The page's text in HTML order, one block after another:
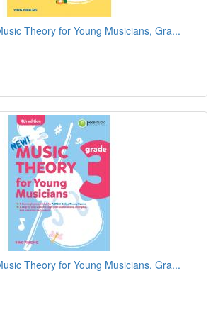
Theory for Young Musicians, Gra...
Theory for Young Musicians, Gra...